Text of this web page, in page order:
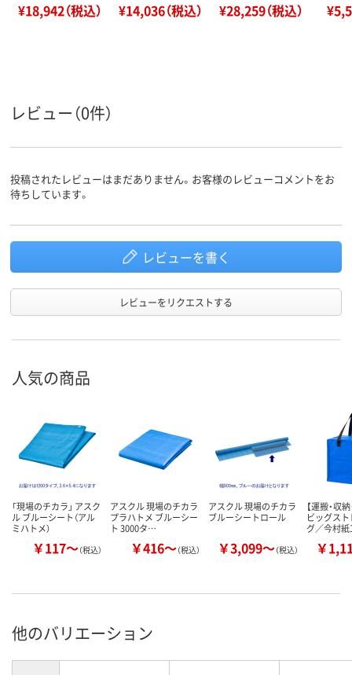
¥18,942（税込） ¥14,036（税込） ¥28,259（税込）
レビュー（0件）
投稿されたレビューはまだありません。お客様のレビューコメントをお
待ちしています。
レビューを書く
レビューをリクエストする
人気の商品
「現場のチカラ」 アスク
ル ブルーシート（アル
ミハトメ）
￥117～（税込）
アスクル 現場のチカラ
プラハトメ ブルーシー
ト 3000タ…
￥416～（税込）
アスクル 現場のチカラ
ブルーシートロール
￥3,099～（税込）
【運搬・収
ビッグス
グ／今村紙
￥
他のバリエーション